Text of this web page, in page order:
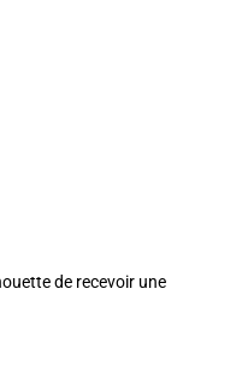
de recevoir une